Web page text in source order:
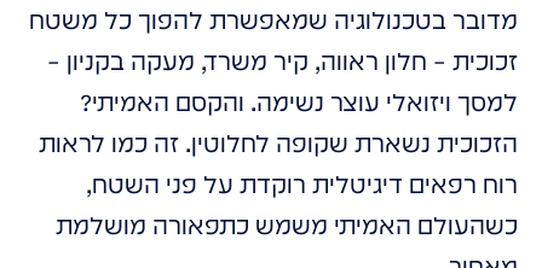
מדובר בטכנולוגיה שמאפשרת להפוך כל משטח
זכוכית – חלון ראווה, קיר משרד, מעקה בקניון –
למסך ויזואלי עוצר נשימה. והקסם האמיתי?
הזכוכית נשארת שקופה לחלוטין. זה כמו לראות
רוח רפאים דיגיטלית רוקדת על פני השטח,
כשהעולם האמיתי משמש כתפאורה מושלמת